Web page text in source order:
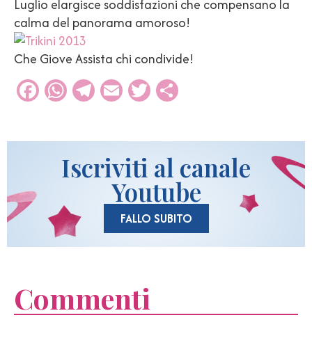
Luglio elargisce soddisfazioni che compensano la
calma del panorama amoroso!
Che Giove Assista chi condivide!
Facebook
WhatsApp
Telegram
EmailTwitter
Iscriviti al canale
Youtube
FALLO SUBITO
Commenti